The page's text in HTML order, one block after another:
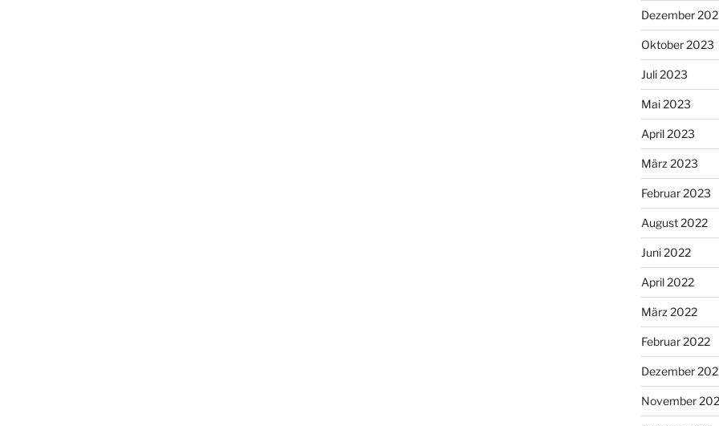
Dezember
Oktober 2023
Juli 2023
Mai 2023
April 2023
März 2023
Februar 2023
August 2022
Juni 2022
April 2022
März 2022
Februar 2022
Dezember
November